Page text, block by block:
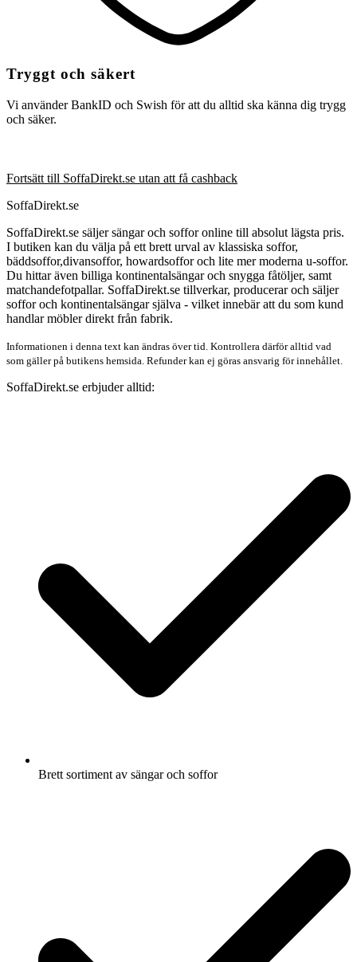
Tryggt och säkert
Vi använder BankID och Swish för att du alltid ska känna dig trygg
och säker.
Fortsätt till SoffaDirekt.se utan att få cashback
SoffaDirekt.se
SoffaDirekt.se säljer sängar och soffor online till absolut lägsta pris.
I butiken kan du välja på ett brett urval av klassiska soffor,
bäddsoffor,divansoffor, howardsoffor och lite mer moderna u-soffor.
Du hittar även billiga kontinentalsängar och snygga fåtöljer, samt
matchandefotpallar. SoffaDirekt.se tillverkar, producerar och säljer
soffor och kontinentalsängar själva - vilket innebär att du som kund
handlar möbler direkt från fabrik.
Informationen i denna text kan ändras över tid. Kontrollera därför alltid vad
som gäller på butikens hemsida. Refunder kan ej göras ansvarig för innehållet.
SoffaDirekt.se erbjuder alltid:
Brett sortiment av sängar och soffor